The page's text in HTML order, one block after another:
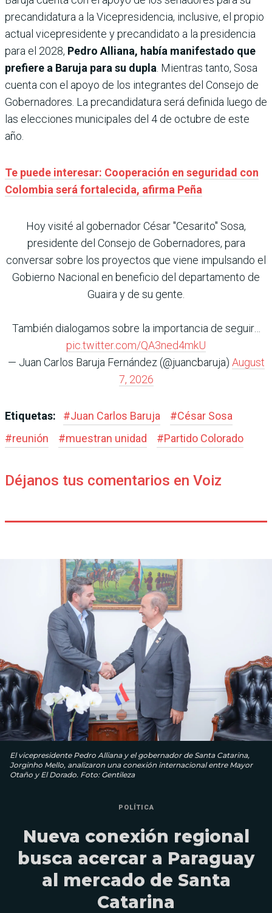
precandidatura a la Vicepresidencia, inclusive, el propio
actual vicepresidente y precandidato a la presidencia
para el 2028, Pedro Alliana, había manifestado que
prefiere a Baruja para su dupla . Mientras tanto, Sosa
cuenta con el apoyo de los integrantes del Consejo de
Gobernadores. La precandidatura será definida luego de
las elecciones municipales del 4 de octubre de este
año.
Te puede interesar: Cooperación en seguridad con
Colombia será fortalecida, afirma Peña
Hoy visité al gobernador César "Cesarito" Sosa,
presidente del Consejo de Gobernadores, para
conversar sobre los proyectos que viene impulsando el
Gobierno Nacional en beneficio del departamento de
Guaira y de su gente.
También dialogamos sobre la importancia de seguir…
pic.twitter.com/QA3ned4mkU
— Juan Carlos Baruja Fernández (@juancbaruja) August
7, 2026
Etiquetas: #Juan Carlos Baruja #César Sosa
#reunión #muestran unidad #Partido Colorado
Déjanos tus comentarios en Voiz
El vicepresidente Pedro Alliana y el gobernador de Santa Catarina,
Jorginho Mello, analizaron una conexión internacional entre Mayor
Otaño y El Dorado. Foto: Gentileza
POLÍTICA
Nueva conexión regional
busca acercar a Paraguay
al mercado de Santa
Catarina